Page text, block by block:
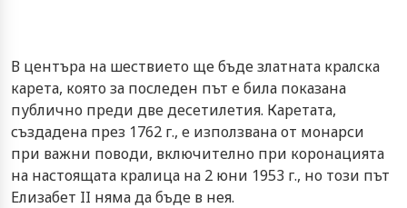
В центъра на шествието ще бъде златната кралска
карета, която за последен път е била показана
публично преди две десетилетия. Каретата,
създадена през 1762 г., е използвана от монарси
при важни поводи, включително при коронацията
на настоящата кралица на 2 юни 1953 г., но този път
Елизабет II няма да бъде в нея.